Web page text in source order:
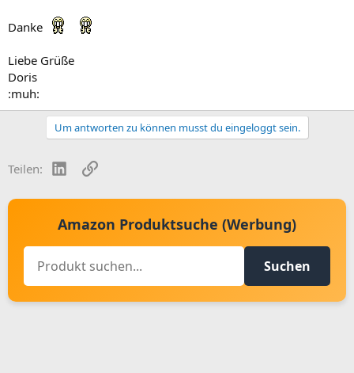
Danke
Liebe Grüße
Doris
:muh:
Um antworten zu können musst du eingeloggt sein.
Teilen: LinkedInLink
Amazon Produktsuche (Werbung)
Suchen